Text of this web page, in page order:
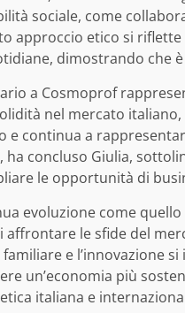
sociale, come
approccio etico si
dimostrando che
a Cosmoprof
nel mercato
e continua a
ha concluso Giulia,
le opportunità di
evoluzione come
affrontare le sfide del
e l’innovazione
un’economia più
italiana e